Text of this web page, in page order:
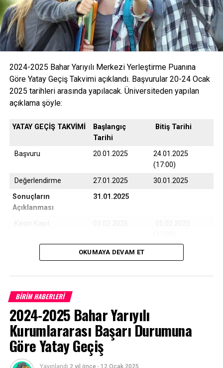
2024-2025 Bahar Yarıyılı Merkezi Yerleştirme Puanına
Göre Yatay Geçiş Takvimi açıklandı. Başvurular 20-24 Ocak
2025 tarihleri arasında yapılacak. Üniversiteden yapılan
açıklama şöyle:
YATAY GEÇİŞ TAKVİMİ
Başlangıç
Tarihi
Bitiş Tarihi
Başvuru 20.01.2025
24.01.2025
(17:00)
Değerlendirme
27.01.2025
30.01.2025
Sonuçların
Açıklanması
31.01.2025
06.02.2025
(17:00)
program taban puanları içinTIKLAYINIZ
Başvurularhttps://ubys.comu.edu.tr/adresinden belirtilen
OKUMAYA DEVAM ET
BİRİM HABERLERİ
2024-2025 Bahar Yarıyılı
Kurumlararası Başarı Durumuna
Göre Yatay Geçiş
Yayınlandı 2 yıl önce - 12 Ocak 2025